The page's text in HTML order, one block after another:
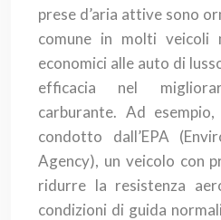
prese d’aria attive sono
comune in molti veicoli
economici alle auto di
efficacia nel
carburante. Ad
condotto dall’EPA
Agency), un veicolo con
ridurre la resistenza
condizioni di guida